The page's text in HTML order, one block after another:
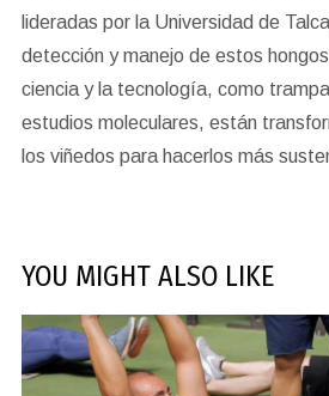
lideradas por la Universidad de
detección y manejo de estos
ciencia y la tecnología, como
estudios moleculares, están
los viñedos para hacerlos más
YOU MIGHT ALSO LIKE